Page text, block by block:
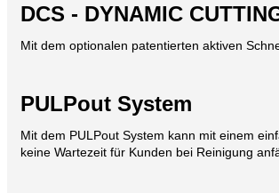
DCS - DYNAMIC
Mit dem optionalen patentierten aktiven
PULPout System
Mit dem PULPout System kann mit einem
keine Wartezeit für Kunden bei Reinigung